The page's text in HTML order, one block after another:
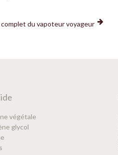
complet du vapoteur voyageur
végétale
glycol